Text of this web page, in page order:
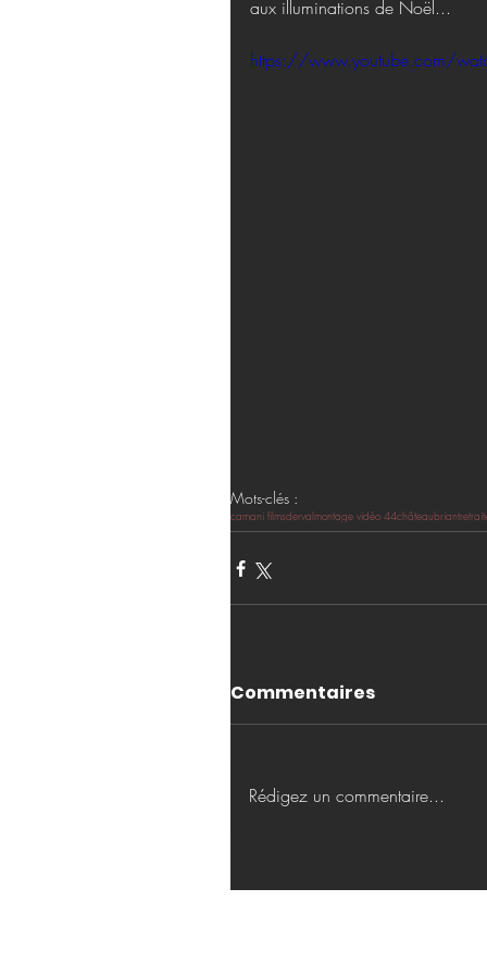
aux illuminations de Noël...
https://www.youtube.com/
Mots-clés :
camani filmsdervalmontage vidéo 44châteaubriant
Commentaires
Rédigez un commentaire...